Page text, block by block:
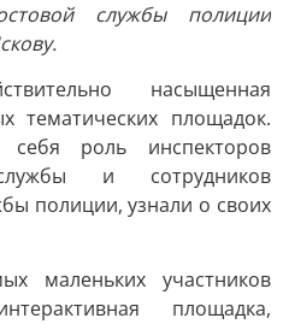
службы полиции
насыщенная
тематических площадок.
роль инспекторов
и сотрудников
полиции, узнали о своих
маленьких участников
площадка,